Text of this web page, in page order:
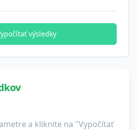
výsledky
a kliknite na "Vypočítať